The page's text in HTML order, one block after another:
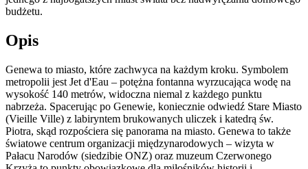
budżetu.
Opis
Genewa to miasto, które zachwyca na każdym kroku. Symbolem
metropolii jest Jet d'Eau – potężna fontanna wyrzucająca wodę na
wysokość 140 metrów, widoczna niemal z każdego punktu
nabrzeża. Spacerując po Genewie, koniecznie odwiedź Stare Miasto
(Vieille Ville) z labiryntem brukowanych uliczek i katedrą św.
Piotra, skąd rozpościera się panorama na miasto. Genewa to także
światowe centrum organizacji międzynarodowych – wizyta w
Pałacu Narodów (siedzibie ONZ) oraz muzeum Czerwonego